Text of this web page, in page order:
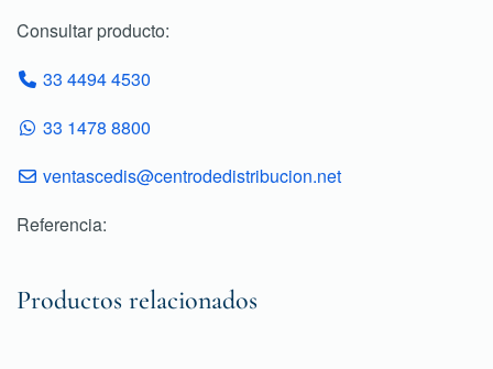
Consultar producto:
33 4494 4530
33 1478 8800
ventascedis@centrodedistribucion.net
Referencia:
Productos relacionados